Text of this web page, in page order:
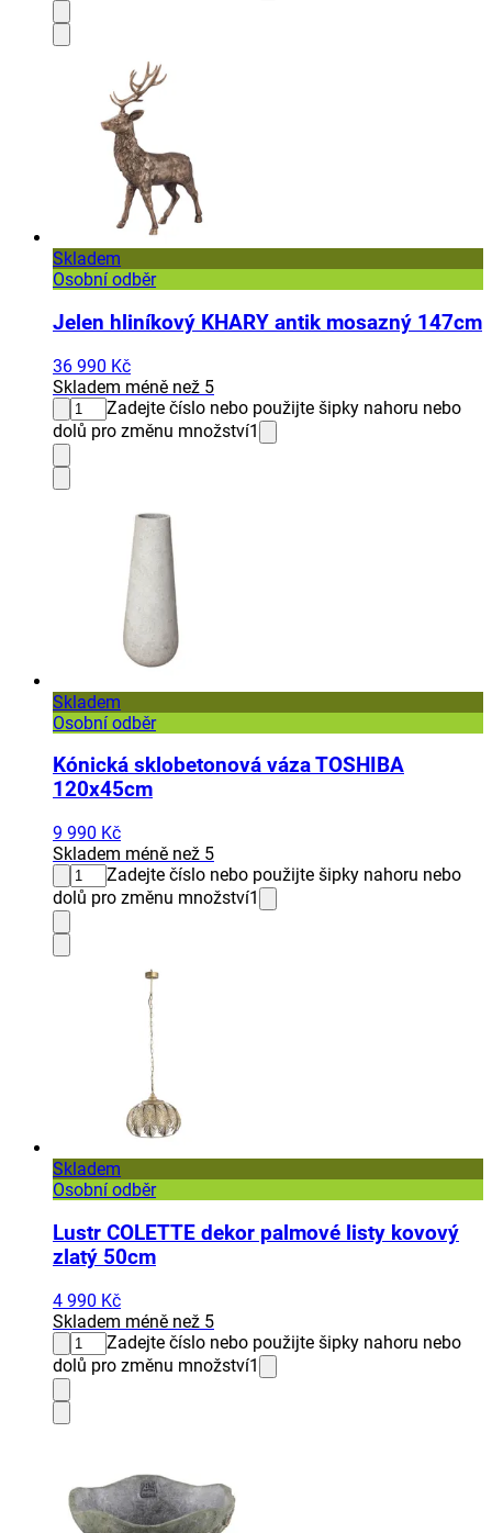
Skladem
Osobní odběr
Jelen hliníkový KHARY antik mosazný 147cm
36 990 Kč
Skladem méně než 5
Zadejte číslo nebo použijte šipky nahoru nebo
dolů pro změnu množství1
Skladem
Osobní odběr
Kónická sklobetonová váza TOSHIBA
120x45cm
9 990 Kč
Skladem méně než 5
Zadejte číslo nebo použijte šipky nahoru nebo
dolů pro změnu množství1
Skladem
Osobní odběr
Lustr COLETTE dekor palmové listy kovový
zlatý 50cm
4 990 Kč
Skladem méně než 5
Zadejte číslo nebo použijte šipky nahoru nebo
dolů pro změnu množství1